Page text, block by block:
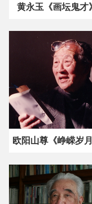
黄永玉《画坛鬼才
欧阳山尊《峥嵘岁月